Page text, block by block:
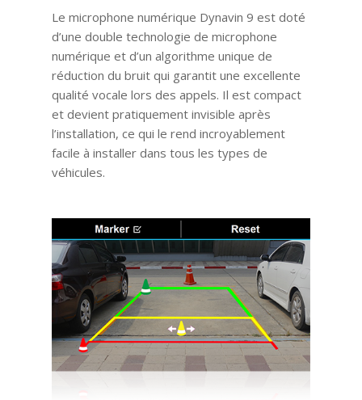
Le microphone numérique Dynavin 9 est doté
d’une double technologie de microphone
numérique et d’un algorithme unique de
réduction du bruit qui garantit une excellente
qualité vocale lors des appels. Il est compact
et devient pratiquement invisible après
l’installation, ce qui le rend incroyablement
facile à installer dans tous les types de
véhicules.